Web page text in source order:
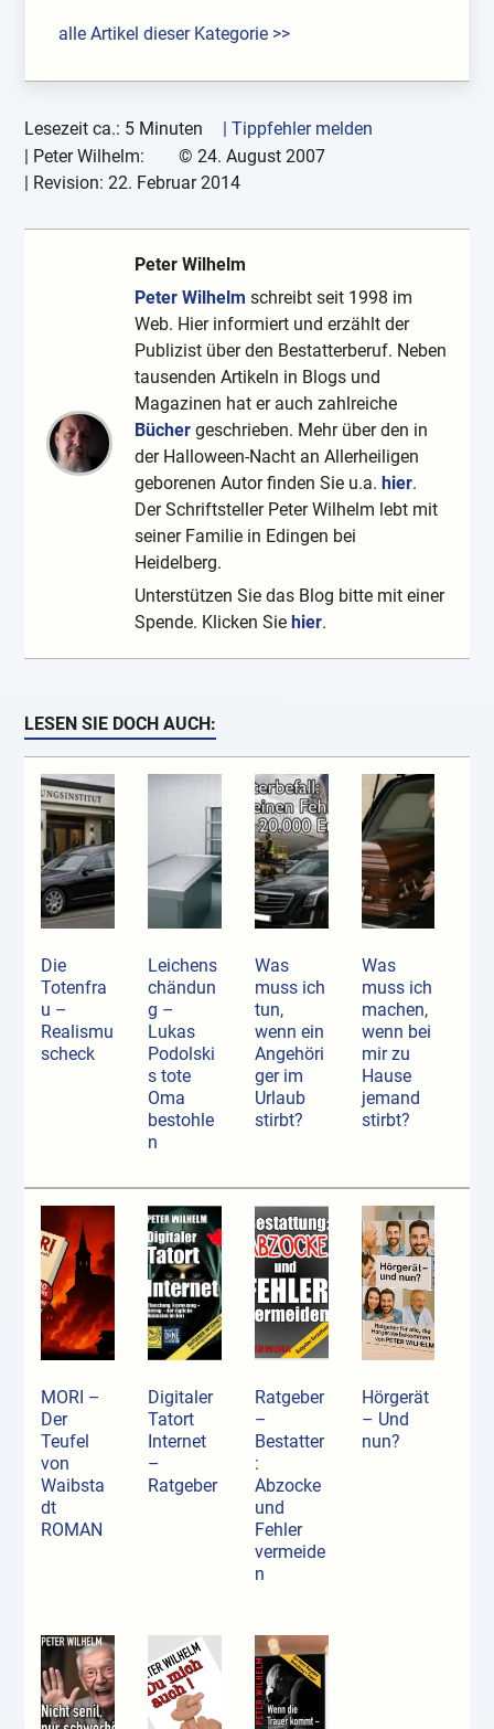
alle Artikel dieser Kategorie >>
Lesezeit ca.: 5 Minuten
| Tippfehler melden
| Peter Wilhelm: © 24. August 2007
| Revision:22. Februar 2014
Peter Wilhelm
Peter Wilhelm schreibt seit 1998 im
Web. Hier informiert und erzählt der
Publizist über den Bestatterberuf. Neben
tausenden Artikeln in Blogs und
Magazinen hat er auch zahlreiche
Bücher geschrieben. Mehr über den in
der Halloween-Nacht an Allerheiligen
geborenen Autor finden Sie u.a.hier.
Der Schriftsteller Peter Wilhelm lebt mit
seiner Familie in Edingen bei
Heidelberg.
Unterstützen Sie das Blog bitte mit einer
Spende. Klicken Siehier.
LESEN SIE DOCH AUCH:
Die
Totenfra
u –
Realismu
scheck
Leichens
chändun
g –
Lukas
Podolski
s tote
Oma
bestohle
n
Was
muss ich
tun,
wenn ein
Angehöri
ger im
Urlaub
stirbt?
Was
muss ich
machen,
wenn bei
mir zu
Hause
jemand
stirbt?
MORI –
Der
Teufel
von
Waibsta
dt
ROMAN
Digitaler
Tatort
Internet
–
Ratgeber
Ratgeber
–
Bestatter
:
Abzocke
und
Fehler
vermeide
n
Hörgerät
– Und
nun?